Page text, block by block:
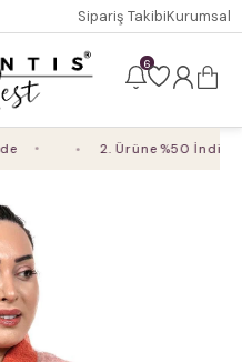
Sipariş TakibiKurumsal
6
2. Ürüne %50 İndirim